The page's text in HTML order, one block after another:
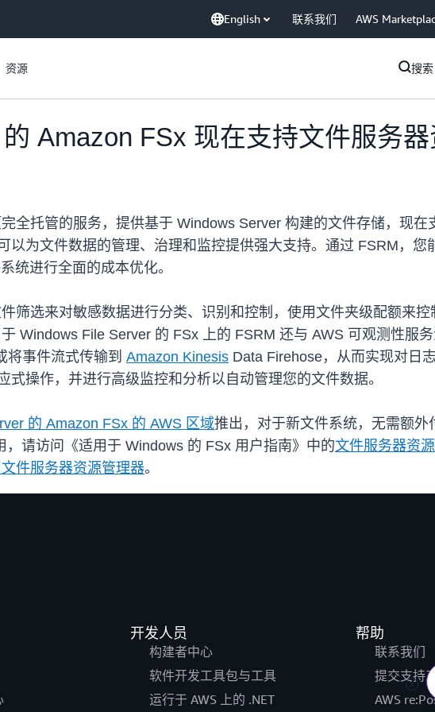
English 联系我们 AWS
资源 搜索
Amazon FSx 现在支持文件服务
全托管的服务，提供基于 Windows Server 构建的文件存储，现在
为文件数据的管理、治理和监控提供强大支持。通过 FSRM，您
统进行全面的成本优化。
筛选来对敏感数据进行分类、识别和控制，使用文件夹级配额来控
Windows File Server 的 FSx 上的 FSRM 还与 AWS 可观测性服
将事件流式传输到 Amazon Kinesis Data Firehose，从而实现对日
式操作，并进行高级监控和分析以自动管理您的文件数据。
的 Amazon FSx 的 AWS 区域推出，对于新文件系统，无需额外
请访问《适用于 Windows 的 FSx 用户指南》中的文件服务器资
件服务器资源管理器。
开发人员
构建者中心
软件开发工具包与工具
运行于 AWS 上的 .NET
帮助
联系我们
提交支持
AWS